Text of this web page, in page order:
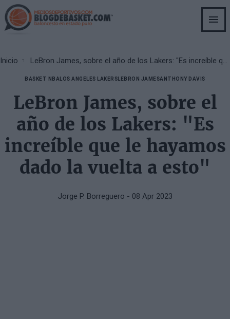
Skip
to
main
Breadcrumb
Inicio LeBron James, sobre el año de los Lakers: "Es increíble que le hayamos dado la vuelta a esto"
BASKET NBALOS ANGELES LAKERSLEBRON JAMESANTHONY DAVIS
LeBron James, sobre el
año de los Lakers: "Es
increíble que le hayamos
dado la vuelta a esto"
Jorge P. Borreguero - 08 Apr 2023